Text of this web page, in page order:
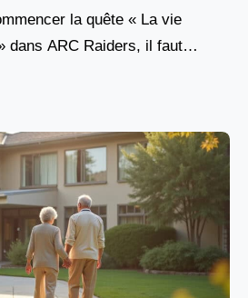
la quête « La vie
dans ARC Raiders, il faut